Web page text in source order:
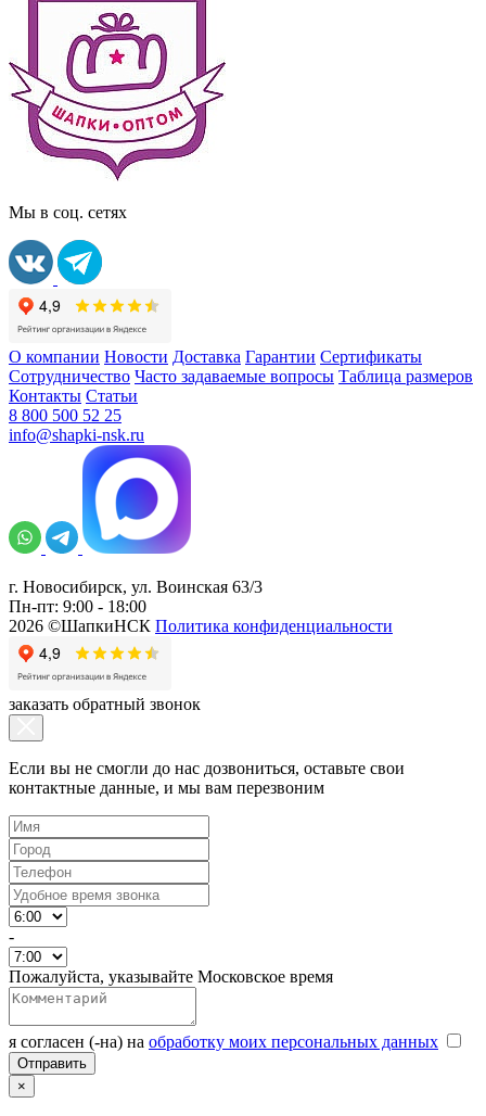
Мы в соц. сетях
О компании Новости Доставка Гарантии Сертификаты
Сотрудничество Часто задаваемые вопросы Таблица размеров
Контакты Статьи
8 800 500 52 25
info@shapki-nsk.ru
г. Новосибирск, ул. Воинская 63/3
Пн-пт: 9:00 - 18:00
2026 ©ШапкиНСК Политика конфиденциальности
заказать обратный звонок
Если вы не смогли до нас дозвониться, оставьте свои
контактные данные, и мы вам перезвоним
-
Пожалуйста, указывайте Московское время
я согласен (-на) на обработку моих персональных данных
×